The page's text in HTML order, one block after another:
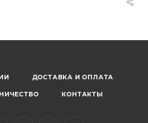
ДОСТАВКА И ОПЛАТА
КОНТАКТЫ